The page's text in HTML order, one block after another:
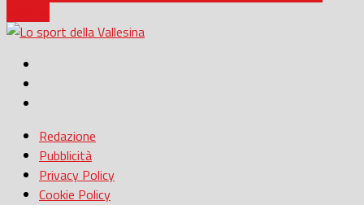
Redazione
Pubblicità
Privacy Policy
Cookie Policy